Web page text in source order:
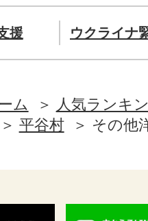
援 ウクライナ
ム
人気ランキ
平谷村 その他